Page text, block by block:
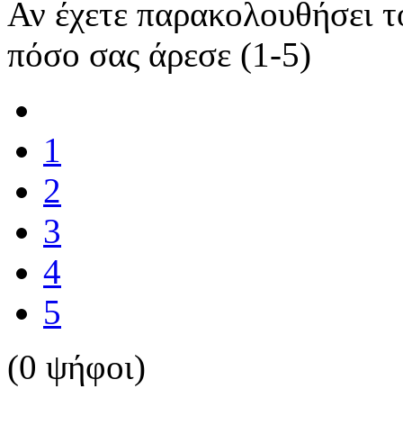
Αν έχετε παρακολουθήσει
πόσο σας άρεσε (1-5)
1
2
3
4
5
(0 ψήφοι)